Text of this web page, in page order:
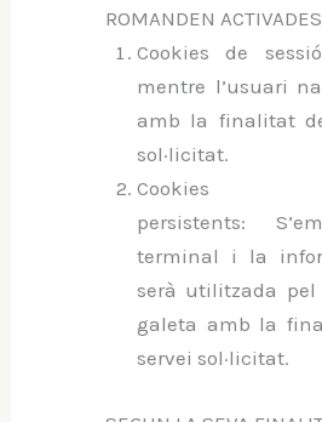
ROMANDEN ACTIVADES
Cookies de
mentre l’usuari
amb la finalitat
sol·licitat.
Cookies
persistents:
terminal i la
serà utilitzada pel
galeta amb la
servei sol·licitat.